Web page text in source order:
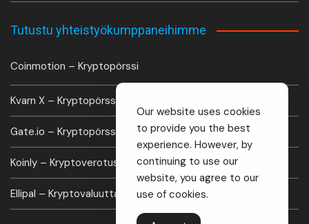
Tutustu yhteistyökumppaneihimme
Coinmotion – Kryptopörssi
Kvarn X – Kryptopörssi
Gate.io – Kryptopörssi
Koinly – Kryptoverotus laskuri
Ellipal – Kryptovaluutta lompakko
Our website uses cookies
to provide you the best
experience. However, by
continuing to use our
website, you agree to our
use of cookies.